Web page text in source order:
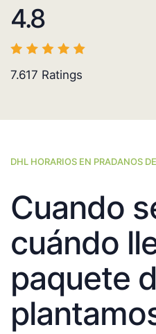
4.8
7.617 Ratings
DHL HORARIOS EN PRADANOS
Cuando
cuándo
paquete